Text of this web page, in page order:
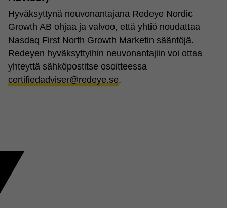
Hyväksyttynä neuvonantajana Redeye Nordic
Growth AB ohjaa ja valvoo, että yhtiö noudattaa
Nasdaq First North Growth Marketin sääntöjä.
Redeyen hyväksyttyihin neuvonantajiin voi ottaa
yhteyttä sähköpostitse osoitteessa
certifiedadviser@redeye.se.